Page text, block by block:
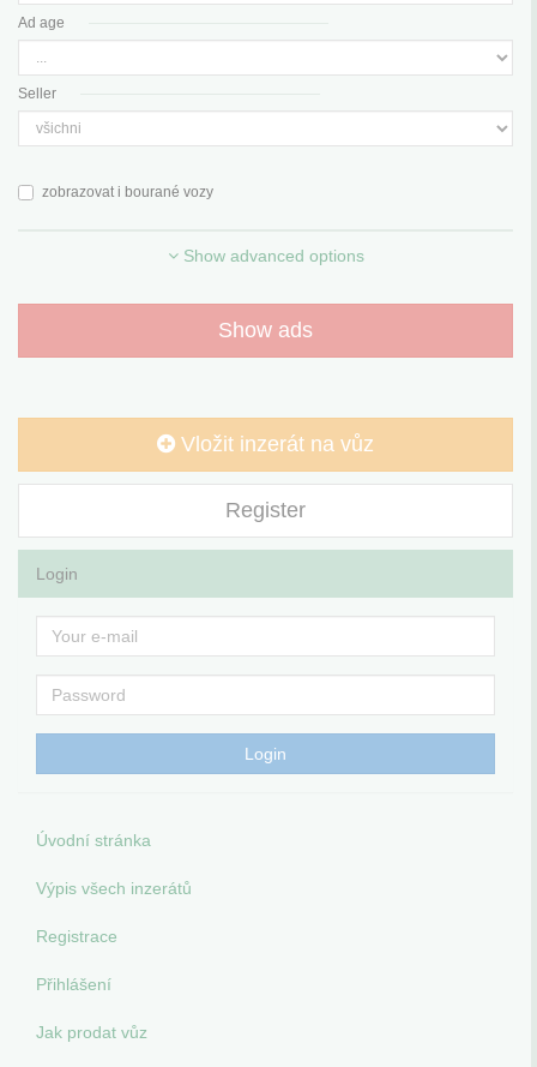
Ad age
Seller
zobrazovat i bourané vozy
Show advanced options
Show ads
Vložit inzerát na vůz
Register
Login
Úvodní stránka
Výpis všech inzerátů
Registrace
Přihlášení
Jak prodat vůz